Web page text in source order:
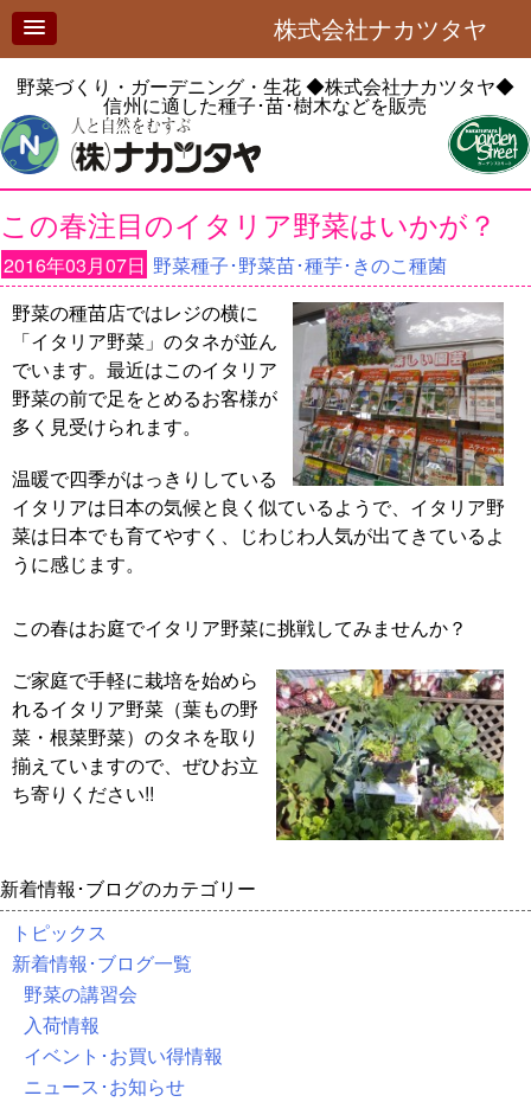
株式会社ナカツタヤ
野菜づくり・ガーデニング・生花◆株式会社ナカツタヤ◆
信州に適した種子･苗･樹木などを販売
この春注目のイタリア野菜はいかが？
2016年03月07日 野菜種子･野菜苗･種芋･きのこ種菌
野菜の種苗店ではレジの横に
「イタリア野菜」のタネが並ん
でいます。最近はこのイタリア
野菜の前で足をとめるお客様が
多く見受けられます。
温暖で四季がはっきりしている
イタリアは日本の気候と良く似ているようで、イタリア野
菜は日本でも育てやすく、じわじわ人気が出てきているよ
うに感じます。
この春はお庭でイタリア野菜に挑戦してみませんか？
ご家庭で手軽に栽培を始めら
れるイタリア野菜（葉もの野
菜・根菜野菜）のタネを取り
揃えていますので、ぜひお立
ち寄りください!!
新着情報･ブログのカテゴリー
トピックス
新着情報･ブログ一覧
野菜の講習会
入荷情報
イベント･お買い得情報
ニュース･お知らせ